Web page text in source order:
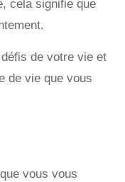
cela signifie que
de votre vie et
de vie que vous
vous vous